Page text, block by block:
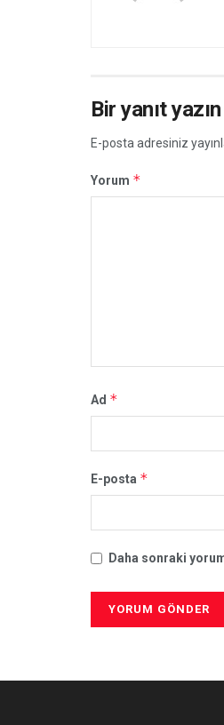
Bir yanıt yazın
E-posta adresiniz
Yorum *
Ad *
E-posta *
Daha sonraki